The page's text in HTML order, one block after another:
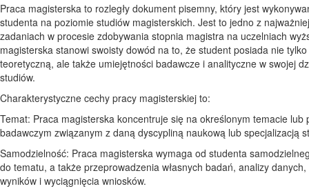
Praca magisterska to rozległy dokument pisemny, który jest
studenta na poziomie studiów magisterskich. Jest to jedno z
zadaniach w procesie zdobywania stopnia magistra na uczelniach
magisterska stanowi swoisty dowód na to, że student posiada nie
teoretyczną, ale także umiejętności badawcze i analityczne w swojej
studiów.
Charakterystyczne cechy pracy magisterskiej to:
Temat: Praca magisterska koncentruje się na określonym temacie lub
badawczym związanym z daną dyscypliną naukową lub specjalizacją
Samodzielność: Praca magisterska wymaga od studenta
do tematu, a także przeprowadzenia własnych badań, analizy
wyników i wyciągnięcia wniosków.